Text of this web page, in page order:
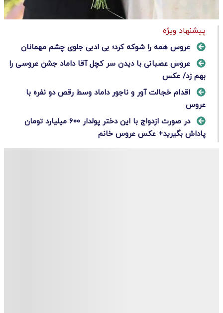
پیشنهاد ویژه
عروس همه را شوکه کرد؛ بی ادبی جلوی چشم مهمانان
عروس عصبانی با دیدن سر کچل آقا داماد جشن عروسی را
بهم زد/ عکس
اقدام خجالت آور و ناجور داماد وسط رقص دو نفره با
عروس
در صورت ازدواج با این دختر پولدار 600 میلیارد تومان
پاداش بگیرید+ عکس عروس خانم